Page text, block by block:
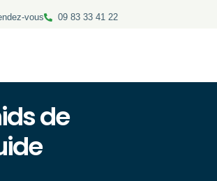
vous 09 83 33 41 22
de